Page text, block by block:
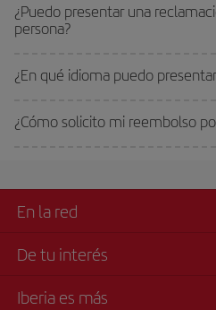
¿Puedo presentar una
persona?
¿En qué idioma puedo
¿Cómo solicito mi reembolso
En la red
De tu interés
Iberia es más